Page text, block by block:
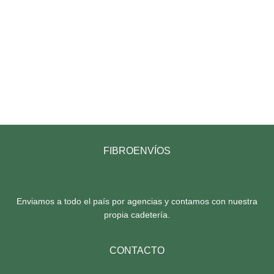
FIBROENVÍOS
Enviamos a todo el país por agencias y contamos con nuestra
propia cadetería.
CONTACTO